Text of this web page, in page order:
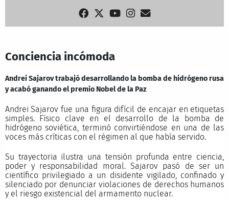
Conciencia incómoda
Andrei Sajarov trabajó desarrollando la bomba de hidrógeno rusa
y acabó ganando el premio Nobel de la Paz
Andrei Sajarov fue una figura difícil de encajar en etiquetas
simples. Físico clave en el desarrollo de la bomba de
hidrógeno soviética, terminó convirtiéndose en una de las
voces más críticas con el régimen al que había servido.
Su trayectoria ilustra una tensión profunda entre ciencia,
poder y responsabilidad moral. Sajarov pasó de ser un
científico privilegiado a un disidente vigilado, confinado y
silenciado por denunciar violaciones de derechos humanos
y el riesgo existencial del armamento nuclear.